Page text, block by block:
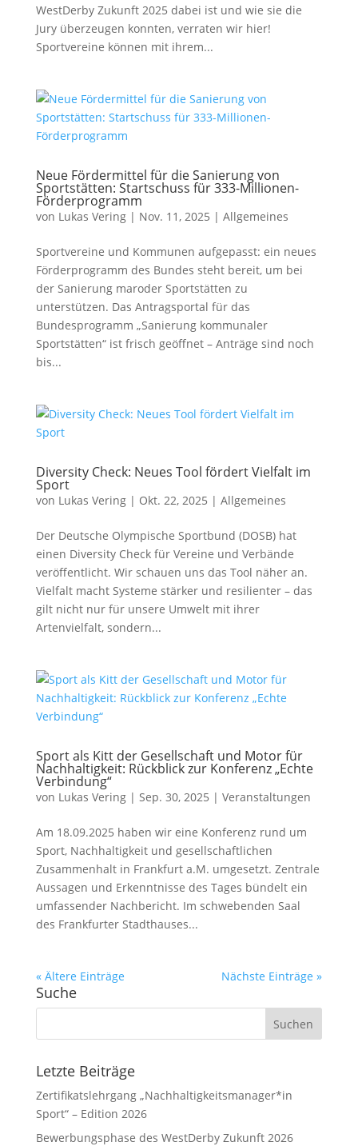
WestDerby Zukunft 2025 dabei ist und wie sie die
Jury überzeugen konnten, verraten wir hier!
Sportvereine können mit ihrem...
Neue Fördermittel für die Sanierung von
Sportstätten: Startschuss für 333-Millionen-
Förderprogramm
von Lukas Vering| Nov. 11, 2025 | Allgemeines
Sportvereine und Kommunen aufgepasst: ein neues
Förderprogramm des Bundes steht bereit, um bei
der Sanierung maroder Sportstätten zu
unterstützen. Das Antragsportal für das
Bundesprogramm „Sanierung kommunaler
Sportstätten“ ist frisch geöffnet – Anträge sind noch
bis...
Diversity Check: Neues Tool fördert Vielfalt im
Sport
von Lukas Vering| Okt. 22, 2025 | Allgemeines
Der Deutsche Olympische Sportbund (DOSB) hat
einen Diversity Check für Vereine und Verbände
veröffentlicht. Wir schauen uns das Tool näher an.
Vielfalt macht Systeme stärker und resilienter – das
gilt nicht nur für unsere Umwelt mit ihrer
Artenvielfalt, sondern...
Sport als Kitt der Gesellschaft und Motor für
Nachhaltigkeit: Rückblick zur Konferenz „Echte
Verbindung“
von Lukas Vering| Sep. 30, 2025 | Veranstaltungen
Am 18.09.2025 haben wir eine Konferenz rund um
Sport, Nachhaltigkeit und gesellschaftlichen
Zusammenhalt in Frankfurt a.M. umgesetzt. Zentrale
Aussagen und Erkenntnisse des Tages bündelt ein
umfassender Nachbericht. Im schwebenden Saal
des Frankfurter Stadthauses...
« Ältere Einträge Nächste Einträge »
Suche
Letzte Beiträge
Zertifikatslehrgang „Nachhaltigkeitsmanager*in
Sport“ – Edition 2026
Bewerbungsphase des WestDerby Zukunft 2026